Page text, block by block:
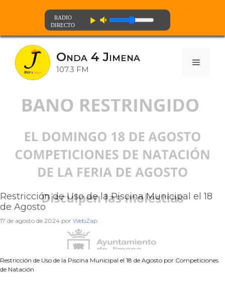
Saltar
contenido
play_arrow volume_down
Onda 4 Jimena
107.3 FM
Menú
Restricción de Uso de la Piscina Municipal el 18
de Agosto
17 de agosto de 2024 por WebZap
Restricción de Uso de la Piscina Municipal el 18 de Agosto por Competiciones
de Natación